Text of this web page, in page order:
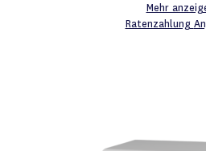
Mehr
Ratenzahlung